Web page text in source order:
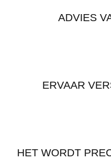
ADVIES
ERVAAR
HET WORDT